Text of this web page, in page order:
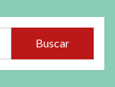
Buscar